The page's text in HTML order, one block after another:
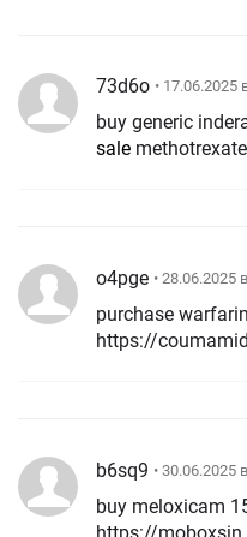
73d6o • 17.06.2025
buy generic
sale
o4pge • 28.06.2025
purchase
https://
b6sq9 • 30.06.2025
buy meloxicam